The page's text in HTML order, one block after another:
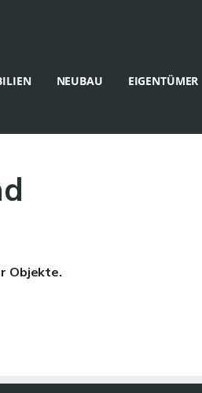
NEUBAU EIGENTÜMER
Objekte.